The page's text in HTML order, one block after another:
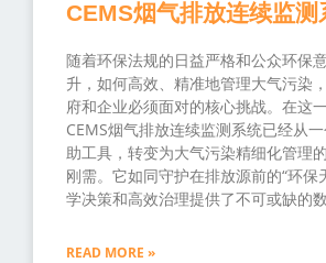
CEMS烟气排放连续监测
随着环保法规的日益严格和公众环保
升，如何高效、精准地管理大气污染
府和企业必须面对的核心挑战。在这
CEMS烟气排放连续监测系统已经从
助工具，转变为大气污染精细化管理
刚需。它如同守护在排放源前的“环保
学决策和高效治理提供了不可或缺的数
READ MORE »